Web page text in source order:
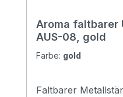
Aroma faltbarer
AUS-08, gold
Farbe: gold
Faltbarer